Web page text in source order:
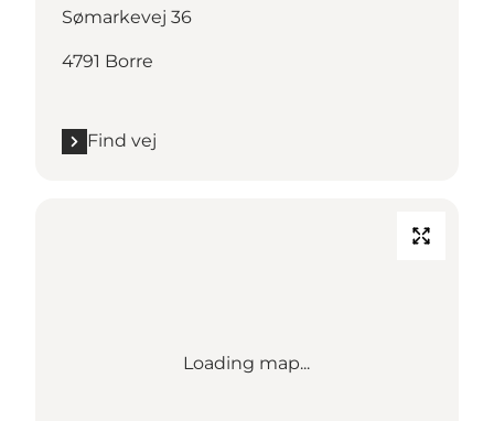
Sømarkevej 36
4791 Borre
Find vej
Loading map...